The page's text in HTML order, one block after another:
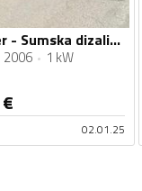
Palfinger - Sumska dizalica
2006 1 kW
€
02.01.25